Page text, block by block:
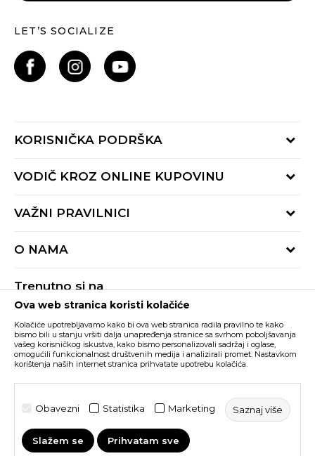
LET’S SOCIALIZE
KORISNIČKA PODRŠKA
Provjeri status porudžbine
Radno vrijeme 9-16h
VODIČ KROZ ONLINE KUPOVINU
Načini isporuke
Reklamacije
VAŽNI PRAVILNICI
Pravila Sport&Bonus programa
O NAMA
BUZZ Shopovi
Postani dio BUZZ tima
Trenutno si na
Buzz Crna Gora PROMIJENI
Nastojimo da budemo što precizniji u opisu proizvoda, prikazu slika i samih
cijena, ali ne možemo garantovati da su sve informacije kompletne i bez
grešaka. Svi artikli prikazani na sajtu su dio naše ponude i ne podrazumijeva da
su dostupni u svakom trenutku. Raspoloživost robe možete provjeriti pozivom
©2026www.buzzsneakers.me, IzradaNB SOFT. Sva prava
Ova web stranica koristi kolačiće
Kolačiće upotrebljavamo kako bi ova web stranica radila pravilno te kako
bismo bili u stanju vršiti dalja unapređenja stranice sa svrhom poboljšavanja
vašeg korisničkog iskustva, kako bismo personalizovali sadržaj i oglase,
omogućili funkcionalnost društvenih medija i analizirali promet. Nastavkom
korištenja naših internet stranica prihvatate upotrebu kolačića.
Obavezni Statistika Marketing Saznaj više
Slažem se Prihvatam sve